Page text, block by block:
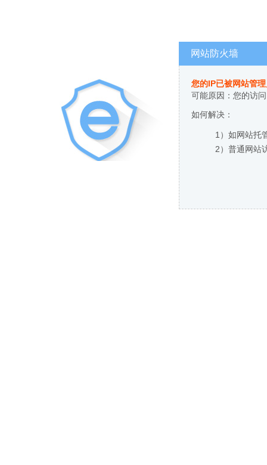
网站防火墙
您的IP已被网站管
可能原因：您的访
如何解决：
1）如网站托
2）普通网站